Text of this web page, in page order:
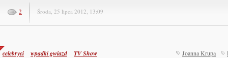
2 Środa, 25 lipca 2012, 13:09
celebryci wpadki gwiazd TV Show Joanna Krupa